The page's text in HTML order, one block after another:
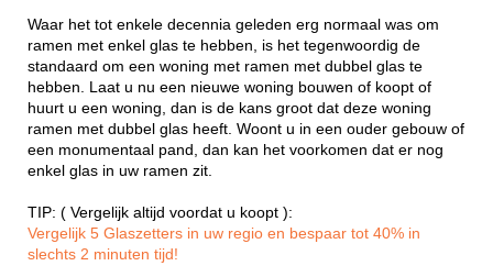
Waar het tot enkele decennia geleden erg normaal was om
ramen met enkel glas te hebben, is het tegenwoordig de
standaard om een woning met ramen met dubbel glas te
hebben. Laat u nu een nieuwe woning bouwen of koopt of
huurt u een woning, dan is de kans groot dat deze woning
ramen met dubbel glas heeft. Woont u in een ouder gebouw of
een monumentaal pand, dan kan het voorkomen dat er nog
enkel glas in uw ramen zit.
TIP: ( Vergelijk altijd voordat u koopt ):
Vergelijk 5 Glaszetters in uw regio en bespaar tot 40% in
slechts 2 minuten tijd!